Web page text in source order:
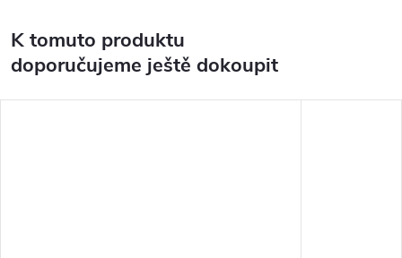
K tomuto produktu
doporučujeme ještě dokoupit